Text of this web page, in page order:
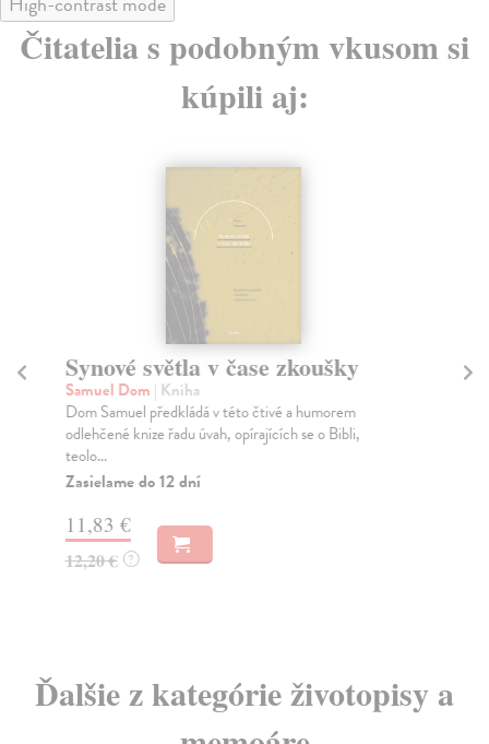
Čitatelia s podobným vkusom si
kúpili aj:
Synové světla v čase zkoušky
Samuel Dom | Kniha
Dom Samuel předkládá v této čtivé a humorem
odlehčené knize řadu úvah, opírajících se o Bibli,
teolo...
Zasielame do 12 dní
11,83 €
12,20 € ?
Ďalšie z kategórie životopisy a